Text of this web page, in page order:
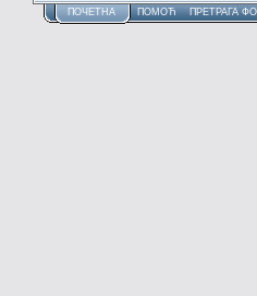
ПОЧЕТНА ПОМОЋ ПРЕТРАГА